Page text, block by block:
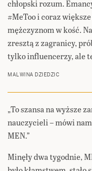
chłopski rozum.
#MeToo i coraz
mężczyznom w kość.
zresztą z zagranicy,
tylko influencerzy, ale
MALWINA DZIEDZIC
„To szansa na wyższe
nauczycieli – mówi
MEN.”
Minęły dwa tygodnie,